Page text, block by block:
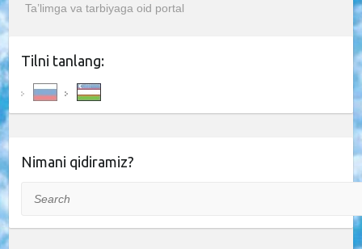
Ta’limga va tarbiyaga oid portal
Tilni tanlang:
Nimani qidiramiz?